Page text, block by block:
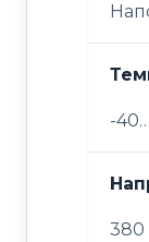
-
380